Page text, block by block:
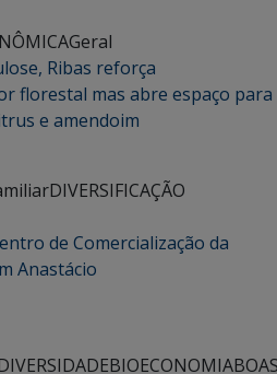
Geral
Ribas reforça
florestal mas abre espaço para
e amendoim
DIVERSIFICAÇÃO
de Comercialização da
Anastácio
BIOECONOMIA